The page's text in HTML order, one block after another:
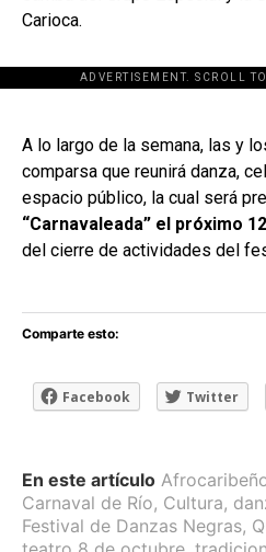
Carioca.
ADVERTISEMENT. SCROLL
[adsforwp
A lo largo de la semana, las y
comparsa que reunirá danza,
espacio público, la cual será
“Carnavaleada” el próximo
del cierre de actividades del
Comparte esto:
Facebook Twitter
En este artículo
Carnaval de Río, Cultura,
Festival de Danzas Negras,